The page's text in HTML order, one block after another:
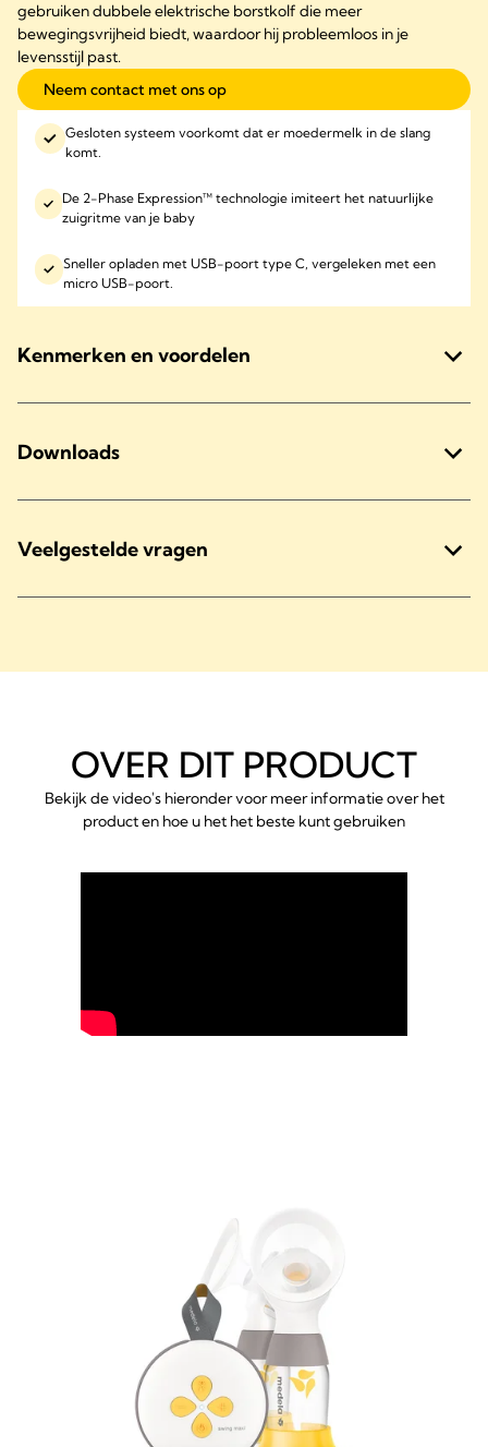
gebruiken dubbele elektrische borstkolf die meer
bewegingsvrijheid biedt, waardoor hij probleemloos in je
levensstijl past.
Neem contact met ons op
Gesloten systeem voorkomt dat er moedermelk in de slang
komt.
De 2-Phase Expression™ technologie imiteert het natuurlijke
zuigritme van je baby
Sneller opladen met USB-poort type C, vergeleken met een
micro USB-poort.
Kenmerken en voordelen
Downloads
Veelgestelde vragen
OVER DIT PRODUCT
Bekijk de video's hieronder voor meer informatie over het
product en hoe u het het beste kunt gebruiken